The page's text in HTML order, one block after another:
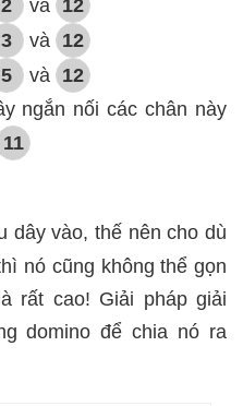
2 và
12
3 và
12
5 và
12
ngắn nối các chân này
11
dây vào, thế nên cho dù
nó cũng không thể gọn
rất cao! Giải pháp giải
domino để chia nó ra